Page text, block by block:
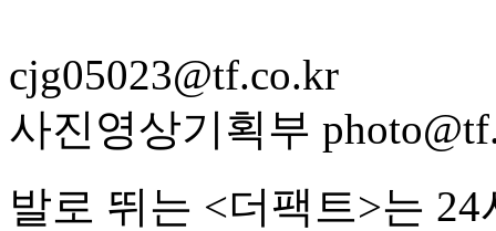
cjg05023@tf.co.kr
사진영상기획부
발로 뛰는 <더팩트>는